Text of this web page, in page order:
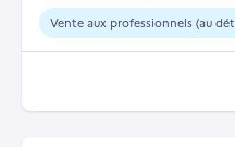
Vente aux professionnels (au